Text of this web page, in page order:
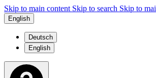
Skip to main content Skip to search Skip to
English
Deutsch
English